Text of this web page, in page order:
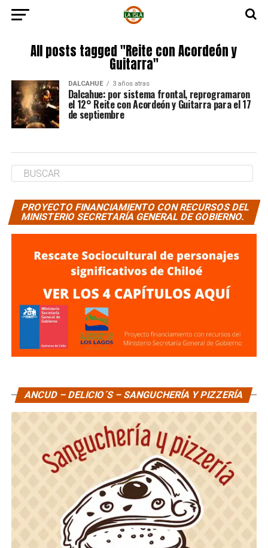
All posts tagged "Reite con Acordeón y
Guitarra"
DALCAHUE 3 años atras
Dalcahue: por sistema frontal, reprogramaron
el 12° Reite con Acordeón y Guitarra para el 17
de septiembre
PROYECTO FINANCIAMIENTO CON RECURSOS DEL
MINISTERIO SECRETARÍA GENERAL DE GOBIERNO.
ANCUD – DELICIO´S – SANGUCHERÍA Y PIZZERÍA